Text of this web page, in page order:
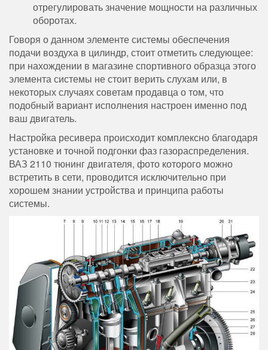
отрегулировать значение мощности на различных
оборотах.
Говоря о данном элементе системы обеспечения
подачи воздуха в цилиндр, стоит отметить следующее:
при нахождении в магазине спортивного образца этого
элемента системы не стоит верить слухам или, в
некоторых случаях советам продавца о том, что
подобный вариант исполнения настроен именно под
ваш двигатель.
Настройка ресивера происходит комплексно благодаря
установке и точной подгонки фаз газораспределения.
ВАЗ 2110 тюнинг двигателя, фото которого можно
встретить в сети, проводится исключительно при
хорошем знании устройства и принципа работы
системы.